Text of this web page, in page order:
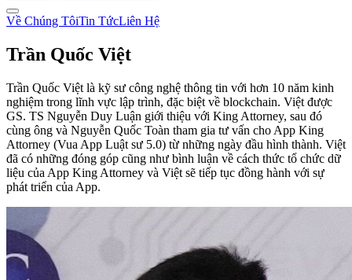
Về Chúng TôiTin TứcLiên Hệ
Trần Quốc Việt
Trần Quốc Việt là kỹ sư công nghệ thông tin với hơn 10 năm kinh
nghiệm trong lĩnh vực lập trình, đặc biệt về blockchain. Việt được
GS. TS Nguyễn Duy Luận giới thiệu với King Attorney, sau đó
cùng ông và Nguyễn Quốc Toàn tham gia tư vấn cho App King
Attorney (Vua App Luật sư 5.0) từ những ngày đầu hình thành. Việt
đã có những đóng góp cũng như bình luận về cách thức tổ chức dữ
liệu của App King Attorney và Việt sẽ tiếp tục đồng hành với sự
phát triển của App.